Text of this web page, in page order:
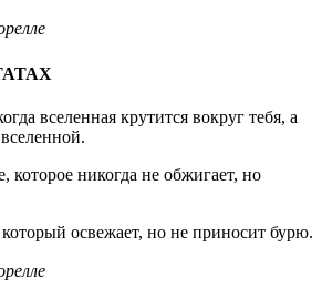
вселенная крутится вокруг тебя, а
которое никогда не обжигает, но
освежает, но не приносит бурю.